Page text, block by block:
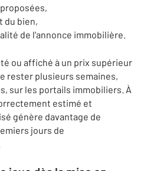
du bien,
de l'annonce immobilière.
ou affiché à un prix supérieur
rester plusieurs semaines,
sur les portails immobiliers. À
estimé et
génère davantage de
jours de